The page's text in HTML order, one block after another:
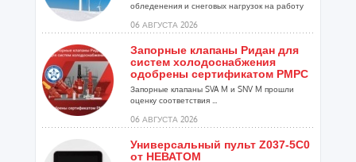
обледенения и снеговых нагрузок на работу
06 АВГУСТА 2026
Запорные клапаны Ридан для
систем холодоснабжения
одобрены сертификатом РМРС
Запорные клапаны SVA M и SNV M прошли
оценку соответствия ...
06 АВГУСТА 2026
Универсальный пульт Z037-5C0
от НЕВАТОМ